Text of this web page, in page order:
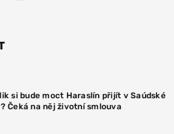
si bude moct Haraslín přijít v Saúdské
Čeká na něj životní smlouva